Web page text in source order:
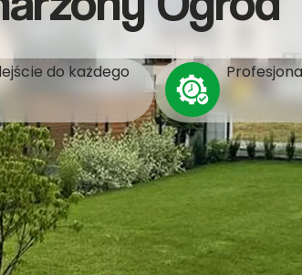
do każdego